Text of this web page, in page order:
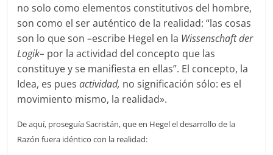
no solo como elementos constitutivos del hombre,
son como el ser auténtico de la realidad: “las cosas
son lo que son–escribe Hegel en la Wissenschaft der
Logik– por la actividad del concepto que las
constituye y se manifiesta en ellas”. El concepto, la
Idea, es puesactividad, no significación sólo: es el
movimiento mismo, la realidad».
De aquí, proseguía Sacristán, que en Hegel el desarrollo de la
Razón fuera idéntico con la realidad: